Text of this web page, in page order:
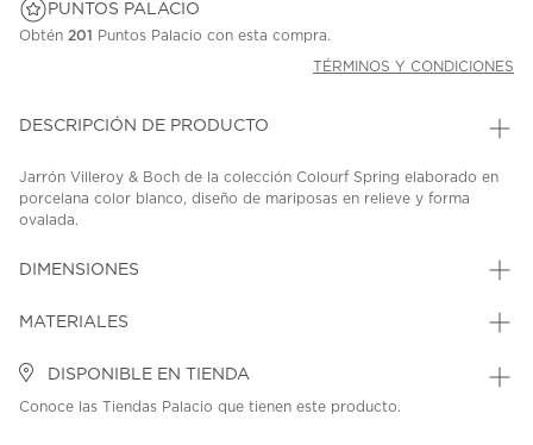
PUNTOS PALACIO
Obtén 201 Puntos Palacio con esta compra.
TÉRMINOS Y CONDICIONES
DESCRIPCIÓN DE PRODUCTO
Jarrón Villeroy & Boch de la colección Colourf Spring elaborado en
porcelana color blanco, diseño de mariposas en relieve y forma
ovalada.
DIMENSIONES
MATERIALES
DISPONIBLE EN TIENDA
Conoce las Tiendas Palacio que tienen este producto.